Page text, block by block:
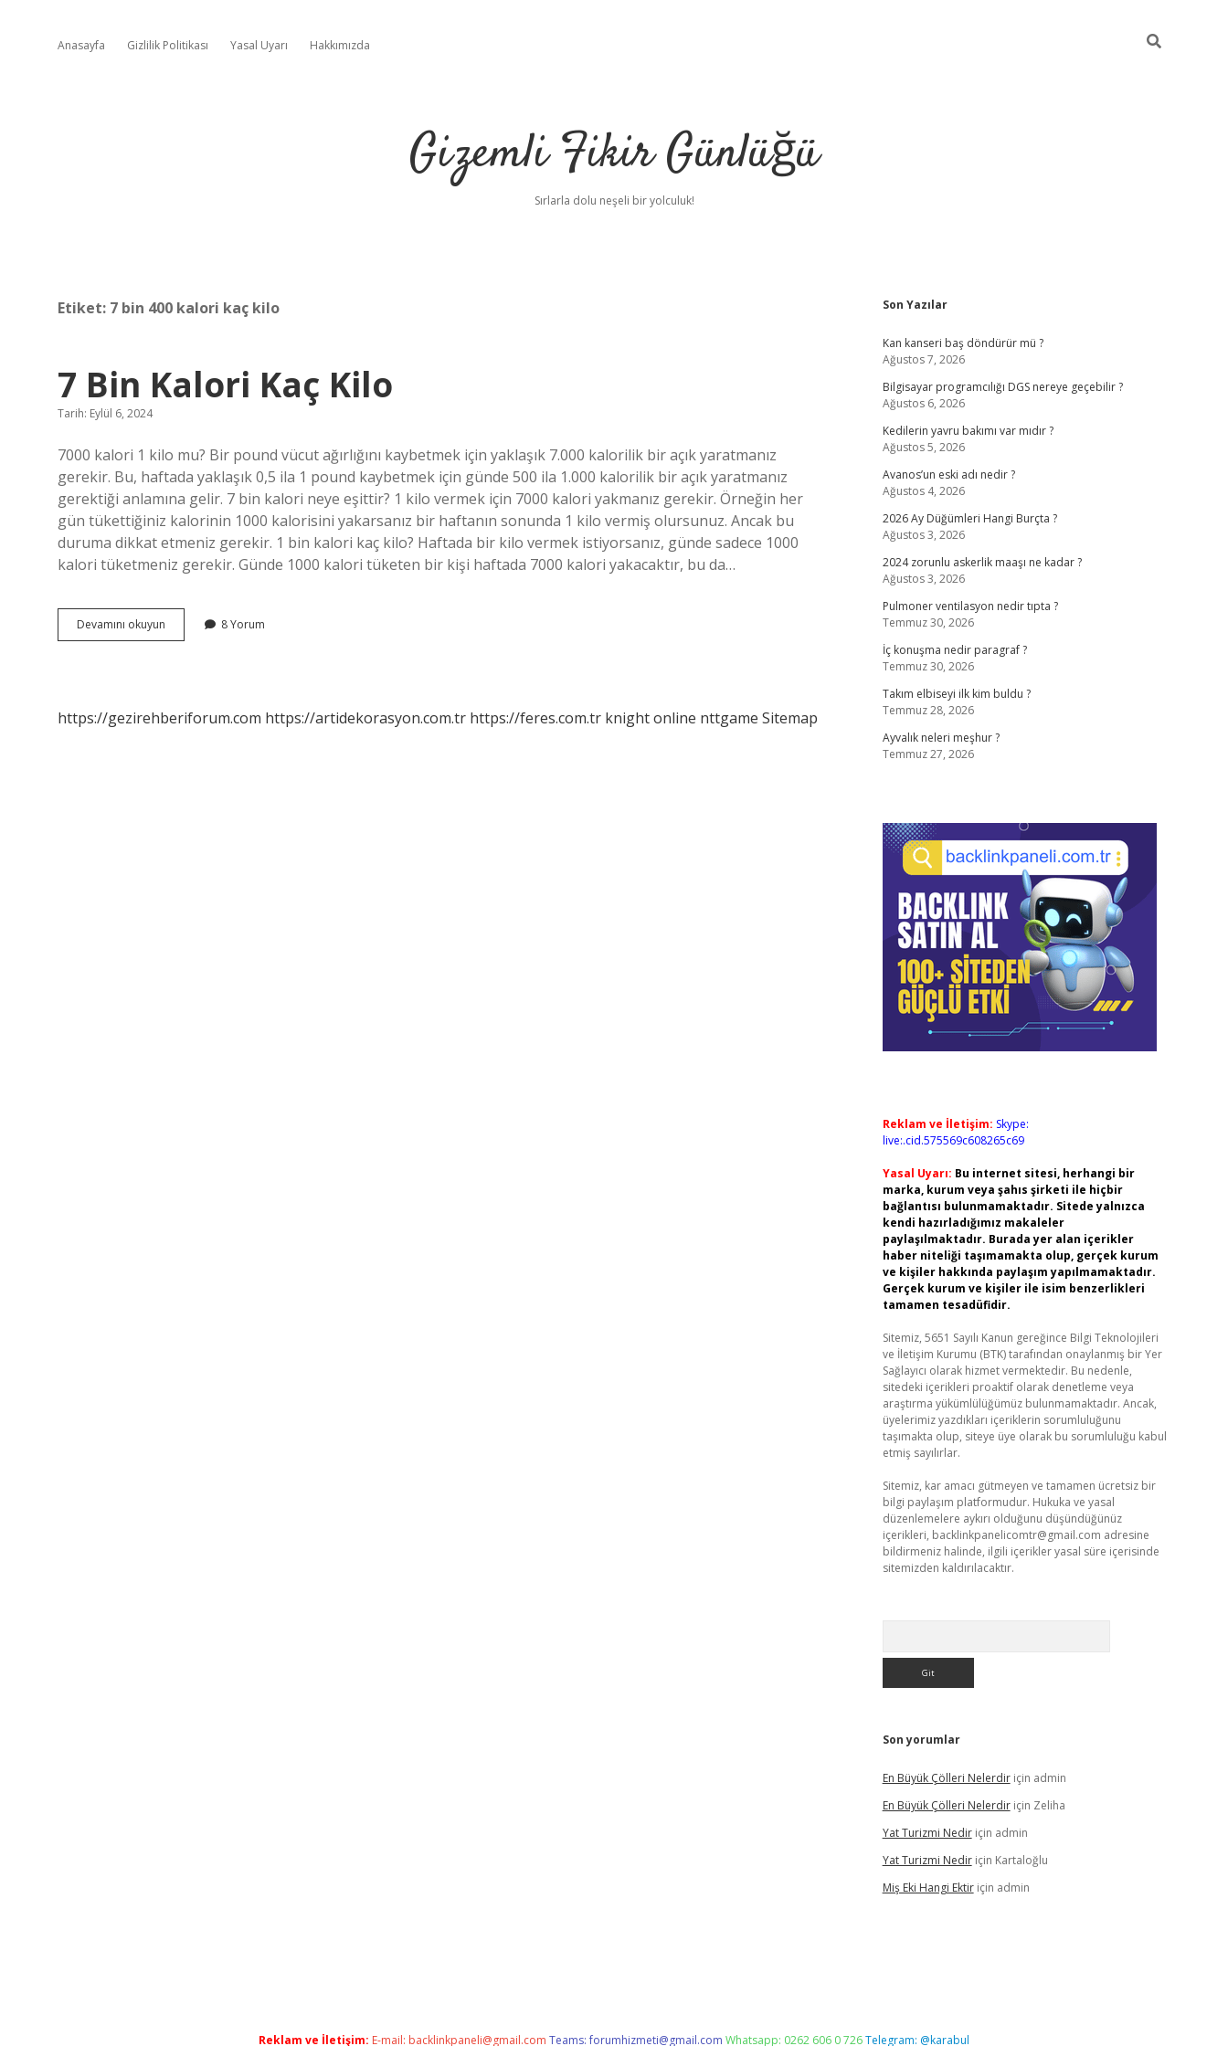
Anasayfa Gizlilik Politikası Yasal Uyarı Hakkımızda
Gizemli Fikir Günlüğü
Sırlarla dolu neşeli bir yolculuk!
Etiket: 7 bin 400 kalori kaç kilo
7 Bin Kalori Kaç Kilo
Tarih: Eylül 6, 2024
7000 kalori 1 kilo mu? Bir pound vücut ağırlığını kaybetmek için yaklaşık 7.000 kalorilik bir açık yaratmanız
gerekir. Bu, haftada yaklaşık 0,5 ila 1 pound kaybetmek için günde 500 ila 1.000 kalorilik bir açık yaratmanız
gerektiği anlamına gelir. 7 bin kalori neye eşittir? 1 kilo vermek için 7000 kalori yakmanız gerekir. Örneğin her
gün tükettiğiniz kalorinin 1000 kalorisini yakarsanız bir haftanın sonunda 1 kilo vermiş olursunuz. Ancak bu
duruma dikkat etmeniz gerekir. 1 bin kalori kaç kilo? Haftada bir kilo vermek istiyorsanız, günde sadece 1000
kalori tüketmeniz gerekir. Günde 1000 kalori tüketen bir kişi haftada 7000 kalori yakacaktır, bu da…
Devamını okuyun
Bin
8 Yorum
https://gezirehberiforum.com https://artidekorasyon.com.tr https://feres.com.tr knight online nttgame Sitemap
Sidebar
Son Yazılar
Kan kanseri baş döndürür mü ?
Ağustos 7, 2026
Bilgisayar programcılığı DGS nereye geçebilir ?
Ağustos 6, 2026
Kedilerin yavru bakımı var mıdır ?
Ağustos 5, 2026
Avanos’un eski adı nedir ?
Ağustos 4, 2026
2026 Ay Düğümleri Hangi Burçta ?
Ağustos 3, 2026
2024 zorunlu askerlik maaşı ne kadar ?
Ağustos 3, 2026
Pulmoner ventilasyon nedir tıpta ?
Temmuz 30, 2026
İç konuşma nedir paragraf ?
Temmuz 30, 2026
Takım elbiseyi ilk kim buldu ?
Temmuz 28, 2026
Ayvalık neleri meşhur ?
Temmuz 27, 2026
Reklam ve İletişim: Skype:
live:.cid.575569c608265c69
Yasal Uyarı: Bu internet sitesi, herhangi bir
marka, kurum veya şahıs şirketi ile hiçbir
bağlantısı bulunmamaktadır. Sitede yalnızca
kendi hazırladığımız makaleler
paylaşılmaktadır. Burada yer alan içerikler
haber niteliği taşımamakta olup, gerçek kurum
ve kişiler hakkında paylaşım yapılmamaktadır.
Gerçek kurum ve kişiler ile isim benzerlikleri
tamamen tesadüfidir.
Sitemiz, 5651 Sayılı Kanun gereğince Bilgi Teknolojileri
ve İletişim Kurumu (BTK) tarafından onaylanmış bir Yer
Sağlayıcı olarak hizmet vermektedir. Bu nedenle,
sitedeki içerikleri proaktif olarak denetleme veya
araştırma yükümlülüğümüz bulunmamaktadır. Ancak,
üyelerimiz yazdıkları içeriklerin sorumluluğunu
taşımakta olup, siteye üye olarak bu sorumluluğu kabul
etmiş sayılırlar.
Sitemiz, kar amacı gütmeyen ve tamamen ücretsiz bir
bilgi paylaşım platformudur. Hukuka ve yasal
düzenlemelere aykırı olduğunu düşündüğünüz
içerikleri, backlinkpanelicomtr@gmail.com adresine
bildirmeniz halinde, ilgili içerikler yasal süre içerisinde
sitemizden kaldırılacaktır.
Son yorumlar
En Büyük Çölleri Nelerdiriçin admin
En Büyük Çölleri Nelerdiriçin Zeliha
Yat Turizmi Nediriçin admin
Yat Turizmi Nediriçin Kartaloğlu
Miş Eki Hangi Ektiriçin admin
Reklam ve İletişim: E-mail: backlinkpaneli@gmail.com Teams:forumhizmeti@gmail.com Whatsapp: 0262 606 0 726Telegram: @karabul